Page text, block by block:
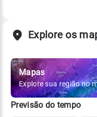
Explore os
Mapas
Explore sua região no
Previsão do tempo